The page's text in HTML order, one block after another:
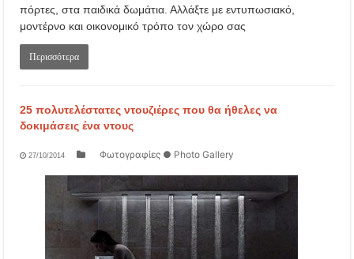
πόρτες, στα παιδικά δωμάτια. Αλλάξτε με εντυπωσιακό,
μοντέρνο και οικονομικό τρόπο τον χώρο σας
Περισσότερα
25 πολυτελέστατες ντουζιέρες που θα ήθελες να
δοκιμάσεις ένα ντους
27/10/2014 Φωτογραφίες ● Photo Gallery